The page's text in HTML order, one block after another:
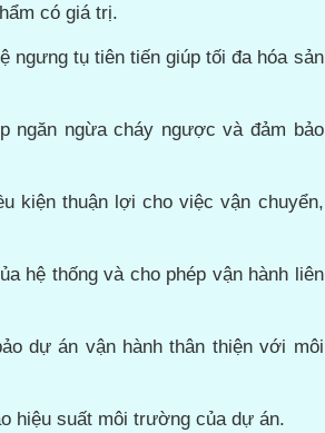
có giá trị.
ngưng tụ tiên tiến giúp tối đa hóa sản
ngăn ngừa cháy ngược và đảm bảo
kiện thuận lợi cho việc vận chuyển,
hệ thống và cho phép vận hành liên
dự án vận hành thân thiện với môi
hiệu suất môi trường của dự án.